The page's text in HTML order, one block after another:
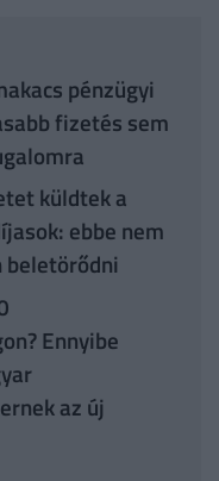
pénzügyi
fizetés sem
küldtek a
ebbe nem
beletörődni
Ennyibe
az új